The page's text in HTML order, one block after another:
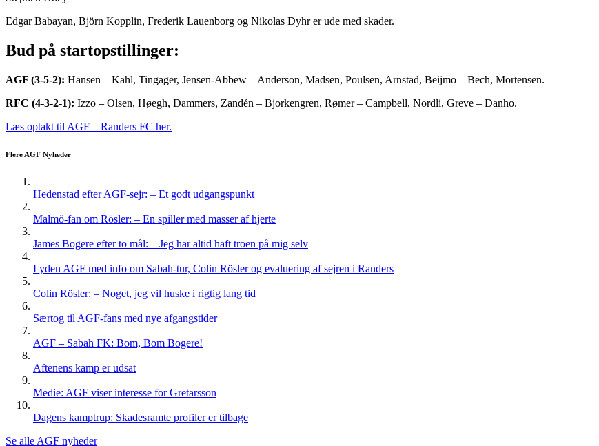
Edgar Babayan, Björn Kopplin, Frederik Lauenborg og Nikolas Dyhr er ude med skader.
Bud på startopstillinger:
AGF (3-5-2): Hansen – Kahl, Tingager, Jensen-Abbew – Anderson, Madsen, Poulsen, Arnstad, Beijmo – Bech, Mortensen.
RFC (4-3-2-1): Izzo – Olsen, Høegh, Dammers, Zandén – Bjorkengren, Rømer – Campbell, Nordli, Greve – Danho.
Læs optakt til AGF – Randers FC her.
Flere AGF Nyheder
Hedenstad efter AGF-sejr: – Et godt udgangspunkt
Malmö-fan om Rösler: – En spiller med masser af hjerte
James Bogere efter to mål: – Jeg har altid haft troen på mig selv
Lyden AGF med info om Sabah-tur, Colin Rösler og evaluering af sejren i Randers
Colin Rösler: – Noget, jeg vil huske i rigtig lang tid
Særtog til AGF-fans med nye afgangstider
AGF – Sabah FK: Bom, Bom Bogere!
Aftenens kamp er udsat
Medie: AGF viser interesse for Gretarsson
Dagens kamptrup: Skadesramte profiler er tilbage
Se alle AGF nyheder